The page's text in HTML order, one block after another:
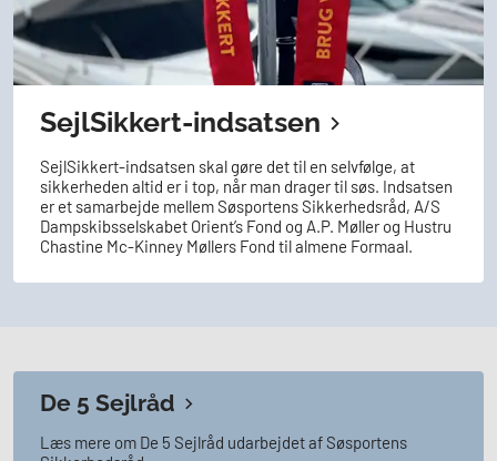
SejlSikkert-indsatsen
SejlSikkert-indsatsen skal gøre det til en selvfølge, at
sikkerheden altid er i top, når man drager til søs. Indsatsen
er et samarbejde mellem Søsportens Sikkerhedsråd, A/S
Dampskibsselskabet Orient’s Fond og A.P. Møller og Hustru
Chastine Mc-Kinney Møllers Fond til almene Formaal.
De 5 Sejlråd
Læs mere om De 5 Sejlråd udarbejdet af Søsportens